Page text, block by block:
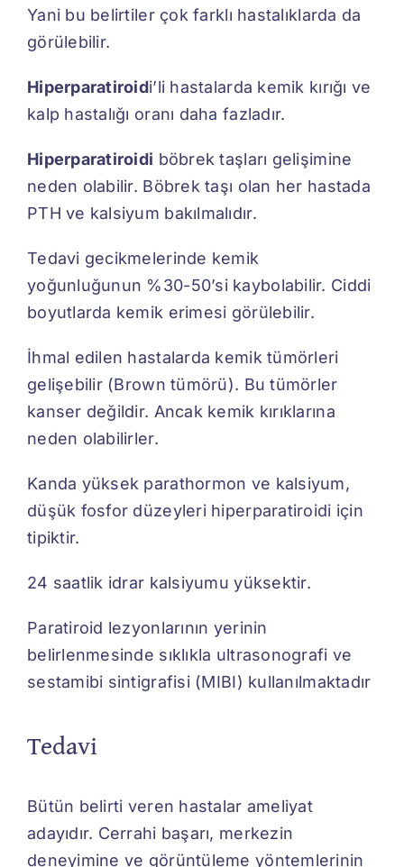
Yani bu belirtiler çok farklı hastalıklarda da
görülebilir.
Hiperparatiroidi’li hastalarda kemik kırığı ve
kalp hastalığı oranı daha fazladır.
Hiperparatiroidi böbrek taşları gelişimine
neden olabilir. Böbrek taşı olan her hastada
PTH ve kalsiyum bakılmalıdır.
Tedavi gecikmelerinde kemik
yoğunluğunun %30-50’si kaybolabilir. Ciddi
boyutlarda kemik erimesi görülebilir.
İhmal edilen hastalarda kemik tümörleri
gelişebilir (Brown tümörü). Bu tümörler
kanser değildir. Ancak kemik kırıklarına
neden olabilirler.
Kanda yüksek parathormon ve kalsiyum,
düşük fosfor düzeyleri hiperparatiroidi için
tipiktir.
24 saatlik idrar kalsiyumu yüksektir.
Paratiroid lezyonlarının yerinin
belirlenmesinde sıklıkla ultrasonografi ve
sestamibi sintigrafisi (MIBI) kullanılmaktadır
Tedavi
Bütün belirti veren hastalar ameliyat
adayıdır. Cerrahi başarı, merkezin
deneyimine ve görüntüleme yöntemlerinin